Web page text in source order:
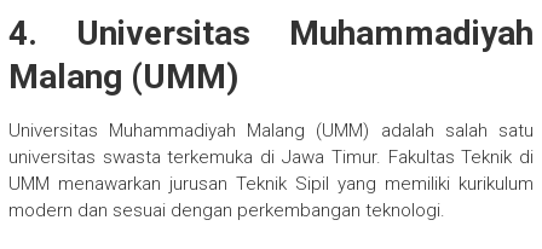
4. Universitas Muhammadiyah
Malang (UMM)
Universitas Muhammadiyah Malang (UMM) adalah salah satu
universitas swasta terkemuka di Jawa Timur. Fakultas Teknik di
UMM menawarkan jurusan Teknik Sipil yang memiliki kurikulum
modern dan sesuai dengan perkembangan teknologi.